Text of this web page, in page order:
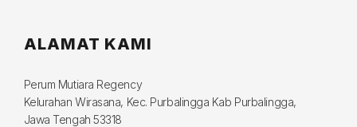
ALAMAT KAMI
Perum Mutiara Regency
Kelurahan Wirasana, Kec. Purbalingga Kab Purbalingga,
Jawa Tengah 53318